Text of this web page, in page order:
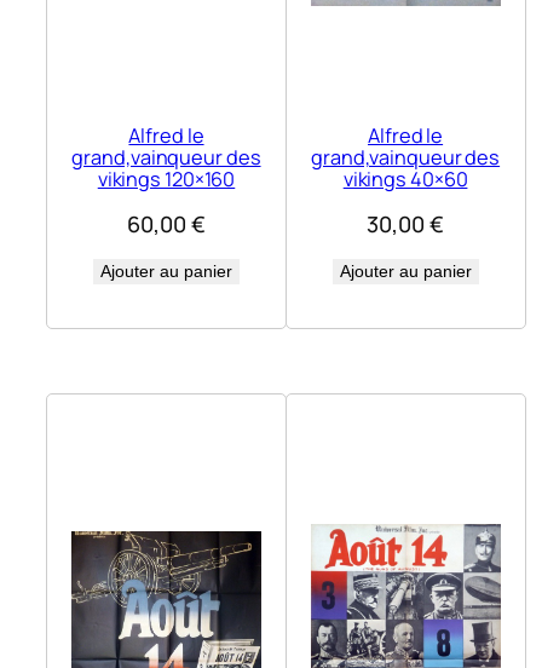
Alfred le
grand,vainqueur des
vikings 120×160
60,00 €
Ajouter au panier
Alfred le
grand,vainqueur des
vikings 40×60
30,00 €
Ajouter au panier